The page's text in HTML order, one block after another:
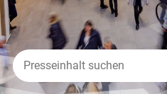
PRESSEKONTAKT